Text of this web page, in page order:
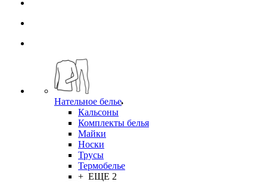
Нательное белье
Кальсоны
Комплекты белья
Майки
Носки
Трусы
Термобелье
+ ЕЩЕ 2